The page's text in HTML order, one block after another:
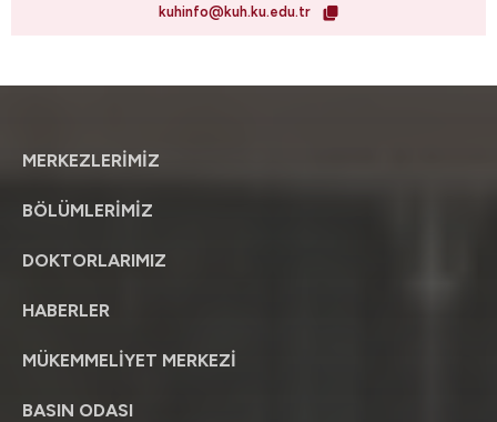
kuhinfo@kuh.ku.edu.tr
MERKEZLERİMİZ
BÖLÜMLERİMİZ
DOKTORLARIMIZ
HABERLER
MÜKEMMELİYET MERKEZİ
BASIN ODASI